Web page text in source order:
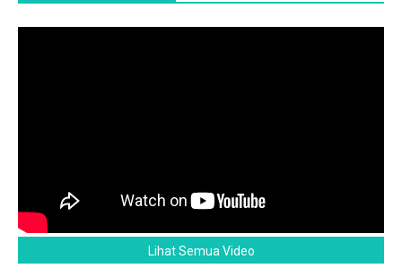
Lihat Semua Video